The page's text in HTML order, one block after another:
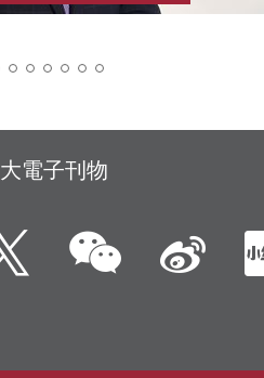
電子刊物
Twitter微信新